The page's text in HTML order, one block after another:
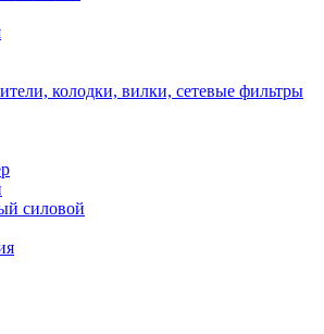
колодки, вилки, сетевые фильтры
силовой